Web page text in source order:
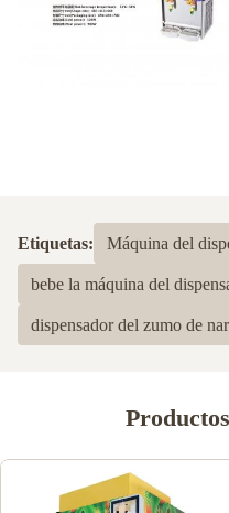
Etiquetas: Máquina del
bebe la máquina del
dispensador del zumo de